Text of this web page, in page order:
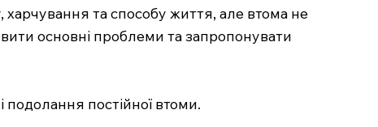
та способу життя, але втома не
основні проблеми та запропонувати
постійної втоми.